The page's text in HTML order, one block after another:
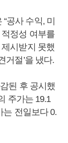
공사 수익, 미
정성 여부를
시받지 못했
거절’을 냈다.
된 후 공시했
주가는 19.1
는 전일보다 0.